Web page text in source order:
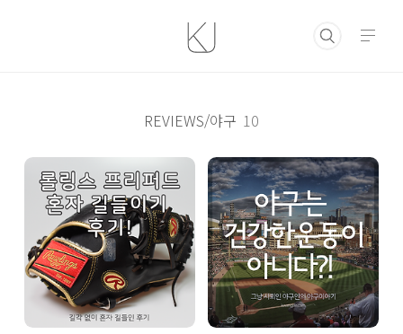
REVIEWS/야구 10